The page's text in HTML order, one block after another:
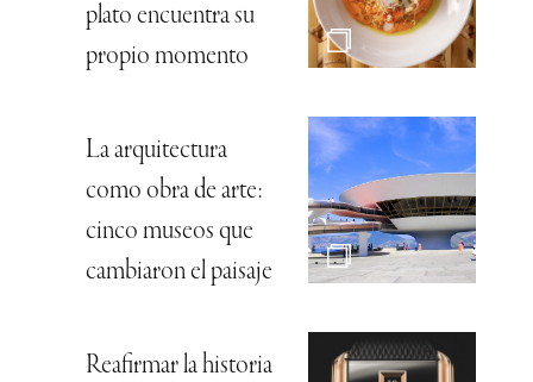
plato encuentra su
propio momento
La arquitectura
como obra de arte:
cinco museos que
cambiaron el paisaje
Reafirmar la historia